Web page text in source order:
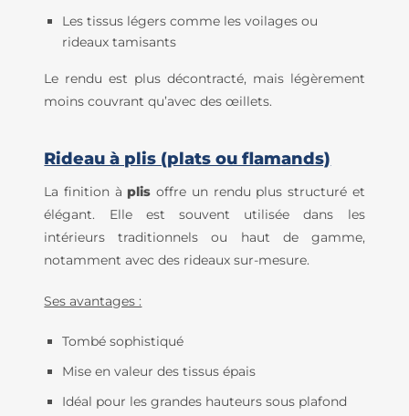
Les tissus légers comme les voilages ou
rideaux tamisants
Le rendu est plus décontracté, mais légèrement
moins couvrant qu’avec des œillets.
Rideau à plis (plats ou flamands)
La finition àplis offre un rendu plus structuré et
élégant. Elle est souvent utilisée dans les
intérieurs traditionnels ou haut de gamme,
notamment avec des rideaux sur-mesure.
Ses avantages :
Tombé sophistiqué
Mise en valeur des tissus épais
Idéal pour les grandes hauteurs sous plafond